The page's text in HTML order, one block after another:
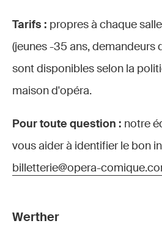
Tarifs : propres à chaque
(jeunes -35 ans, demandeurs
sont disponibles selon la
maison d'opéra.
Pour toute question : notre
vous aider à identifier le bon
billetterie@opera-
Werther